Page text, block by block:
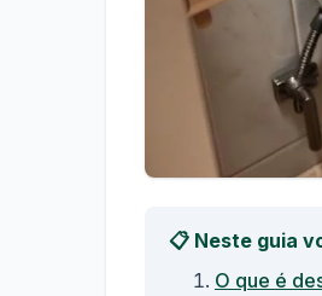
📋 Neste guia
O que é